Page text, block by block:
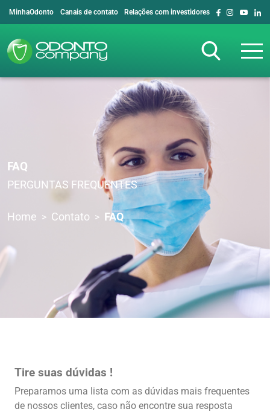
MinhaOdonto Canais de contato Relações com investidores
FAQ
PERGUNTAS FREQUENTES
Home Contato FAQ
Tire suas dúvidas !
Preparamos uma lista com as dúvidas mais frequentes
de nossos clientes, caso não encontre sua resposta